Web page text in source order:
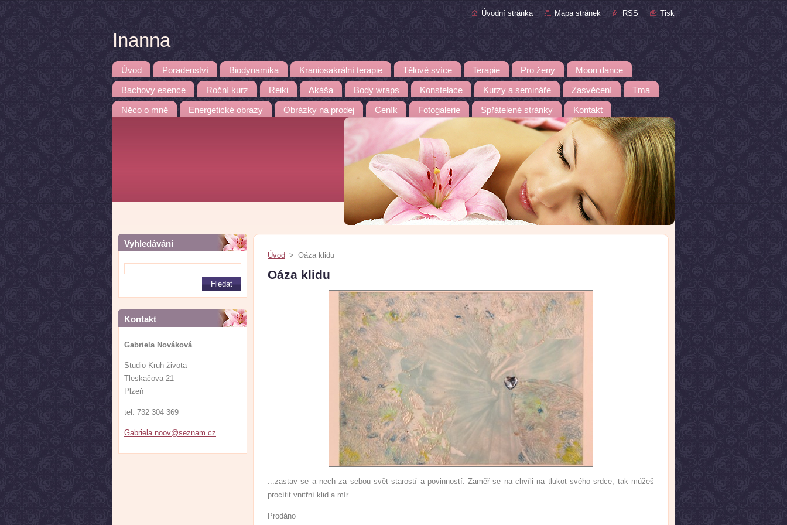
Úvodní stránka Mapa stránek RSS Tisk
Inanna
Úvod Poradenství Biodynamika Kraniosakrální terapie Tělové svíce Terapie Pro ženy Moon dance
Bachovy esence Roční kurz Reiki Akáša Body wraps Konstelace Kurzy a semináře Zasvěcení Tma
Něco o mně Energetické obrazy Obrázky na prodej Ceník Fotogalerie Spřátelené stránky Kontakt
Vyhledávání
Kontakt
Gabriela Nováková
Studio Kruh života
Tleskačova 21
Plzeň
tel: 732 304 369
Gabriela .noov@seznam.cz
Úvod > Oáza klidu
Oáza klidu
...zastav se a nech za sebou svět starostí a povinností. Zaměř se na chvíli na tlukot svého srdce, tak můžeš
procítit vnitřní klid a mír.
Prodáno